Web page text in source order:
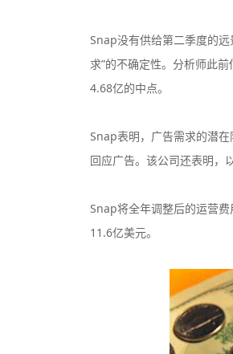
Snap没有供给第二季度的
求”的不确定性。分析师此
4.68亿的中点。
Snap表明，广告需求的潜
回应广告。该公司还表明，
Snap将全年调整后的运营
11.6亿美元。
CPT
VT
口碑评分：
（MM）
TMGM
口碑评分：
澳大利亚